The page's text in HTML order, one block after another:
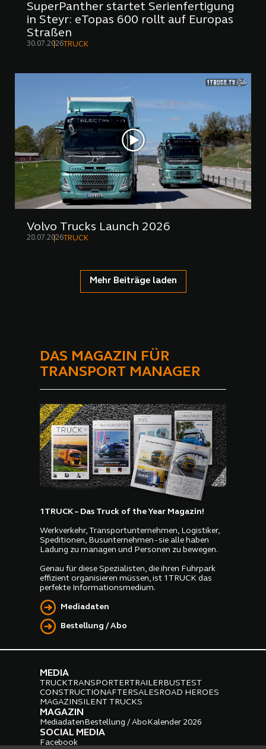
SuperPanther startet Serienfertigung
in Steyr: eTopas 600 rollt auf Europas
Straßen
30.07.2026TRUCK
Volvo Trucks Launch 2026
28.07.2026 TRUCK
Mehr Beiträge laden
DAS MAGAZIN FÜR
TRANSPORT MANAGER
1TRUCK – Das Truck of the Year Magazin!
Werkverkehr, Transportunternehmen, Logistiker,
Speditionen, Busunternehmen - sie alle haben
Ladung zu managen und Personen zu bewegen.
Genau für diese Spezialisten, die ihren Fuhrpark
effizient organisieren müssen, ist 1TRUCK das
perfekte Informationsmedium.
Mediadaten
Bestellung / Abo
MEDIA
TRUCKTRANSPORTERTRAILERBUSTEST
CONSTRUCTIONAFTERSALESROAD HEROES
MAGAZINSILENT TRUCKS
MAGAZIN
MediadatenBestellung / AboKalender 2026
SOCIAL MEDIA
Facebook